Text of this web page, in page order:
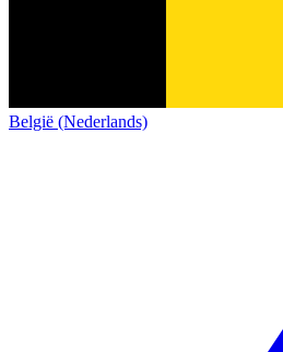
België (Nederlands)